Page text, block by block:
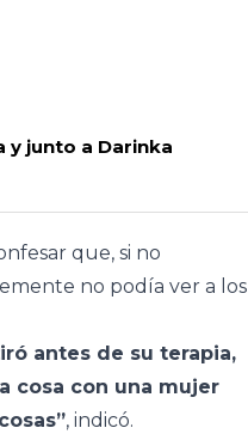
y junto a Darinka
que, si no
no podía ver a los
antes de su terapia,
cosa con una mujer
, indicó.